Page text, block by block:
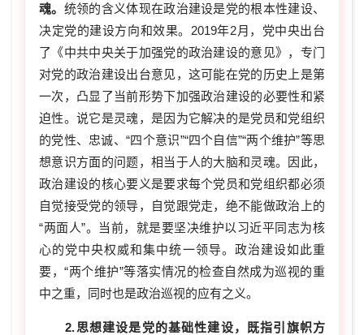
魂。 统领的含义体现在政治建设是党的根本性建设、
决定党的建设方向和效果。2019年2月，党中央出台
了《中共中央关于加强党的政治建设的意见》，专门
对党的政治建设出台意见，这可能在党的历史上是第
一次，凸显了当前形势下加强政治建设的必要性和紧
迫性。说它是灵魂，是因为它解决的是党员和党组织
的党性、忠诚、“四个意识”“四个自信”“两个维护”等思
想意识方面的问题，相当于人的大脑和灵魂。因此，
政治建设的核心要义是要求每个党员和党组织都必须
自觉接受党的领导，自觉跟党走，绝不能做政治上的
“两面人”。当前，就是要坚决维护以习近平同志为核
心的党中央权威和集中统一领导。政治建设如此重
要，“两个维护”等落实情况的检查自然成为巡视的重
中之重，同时也是政治巡视的应有之义。
2.思想建设是党的基础性建设，既指引旗帜方